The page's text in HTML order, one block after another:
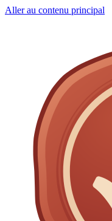
Aller au contenu principal